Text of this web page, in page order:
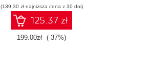
konstruowanie
inteligentnych
systemów
(139,30 zł najniższa cena z 30 dni)
125.37 zł
199.00zł (-37%)